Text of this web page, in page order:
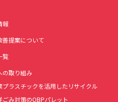
報
善提案について
覧
の取り組み
プラスチックを活用したリサイクル
ごみ対策のOBPパレット